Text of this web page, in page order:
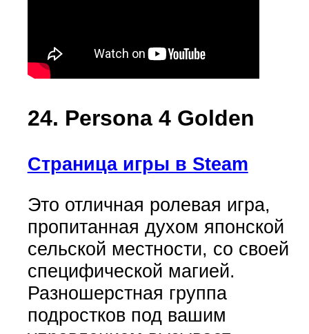
24. Persona 4 Golden
Страница игры в Steam
Это отличная ролевая игра,
пропитанная духом японской
сельской местности, со своей
специфической магией.
Разношерстная группа
подростков под вашим